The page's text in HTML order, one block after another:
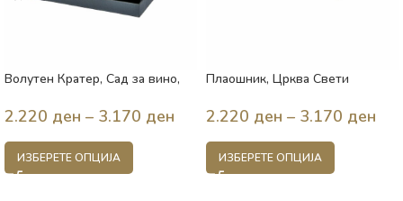
Волутен Кратер, Сад за вино,
2.220 ден – 3.170 ден
ИЗБЕРЕТЕ ОПЦИЈА
Плаошник, Црква Свети
893 год., Македонија
2.220 ден – 3.170 ден
ИЗБЕРЕТЕ ОПЦИЈА